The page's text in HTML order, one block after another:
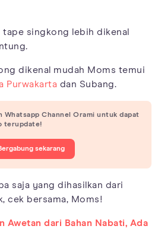
tape singkong lebih dikenal
.
dikenal mudah Moms temui
Purwakarta dan Subang.
Whatsapp Channel Orami untuk dapat
terupdate!
sekarang
saja yang dihasilkan dari
cek bersama, Moms!
Awetan dari Bahan Nabati, Ada